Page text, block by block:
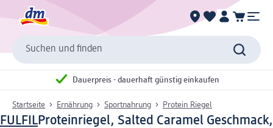
Suchen und finden
Dauerpreis - dauerhaft günstig einkaufen
Startseite Ernährung Sportnahrung Protein Riegel
FULFILProteinriegel, Salted Caramel Geschmack,